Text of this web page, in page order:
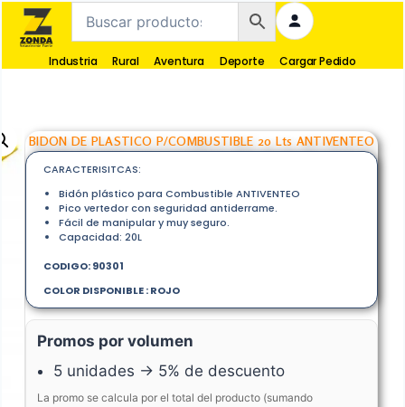
Industria Rural Aventura Deporte Cargar Pedido
BIDON DE PLASTICO P/COMBUSTIBLE 20 Lts ANTIVENTEO
CARACTERISITCAS:
Bidón plástico para Combustible ANTIVENTEO
Pico vertedor con seguridad antiderrame.
Fácil de manipular y muy seguro.
Capacidad: 20L
CODIGO: 90301
COLOR DISPONIBLE : ROJO
Promos por volumen
5 unidades → 5% de descuento
La promo se calcula por el total del producto (sumando